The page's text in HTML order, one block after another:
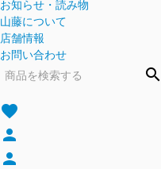
お知らせ・読み物
山藤について
店舗情報
お問い合わせ
search
favorite
person
person